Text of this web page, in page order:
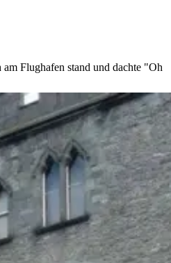
Flughafen stand und dachte "Oh